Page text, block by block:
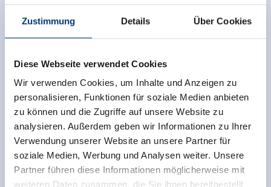
Zustimmung Details Über Cookies
Diese Webseite verwendet Cookies
Wir verwenden Cookies, um Inhalte und Anzeigen zu
personalisieren, Funktionen für soziale Medien anbieten
zu können und die Zugriffe auf unsere Website zu
analysieren. Außerdem geben wir Informationen zu Ihrer
Verwendung unserer Website an unsere Partner für
soziale Medien, Werbung und Analysen weiter. Unsere
Partner führen diese Informationen möglicherweise mit
weiteren Daten zusammen, die Sie ihnen bereitgestellt
bietet die Zillertal Arena gratis Freestyle Coachings
mit der Ästhetiker Shredschool an. Der Treffpunkt für
die Coachings ist immer dienstags um 11.00 Uhr an
Auf dem Weg zum Gesamtsieg wurden die Karten
neu gemischt
Mit dem zweiten von vier Contest-Ergebnissen und
frisch vergebenen Punkten wurden in der Zillertal
Arena die Karten neu gemischt. Das neue
Gesamttourranking ist aufhttps://valleyralley.at/
einsehbar. Die Gesamttoursieger werden nach dem